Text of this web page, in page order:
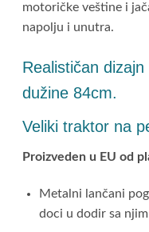
motoričke veštine i
napolju i unutra.
Realističan dizajn
dužine 84cm.
Veliki traktor na
Proizveden u EU od
Metalni lančani
doci u dodir sa